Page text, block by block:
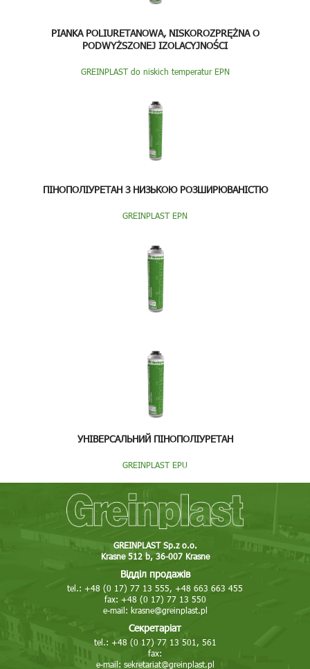
PIANKA POLIURETANOWA, NISKOROZPRĘŻNA O
PODWYŻSZONEJ IZOLACYJNOŚCI
GREINPLAST do niskich temperatur EPN
ПІНОПОЛІУРЕТАН З НИЗЬКОЮ РОЗШИРЮВАНІСТЮ
GREINPLAST EPN
УНІВЕРСАЛЬНИЙ ПІНОПОЛІУРЕТАН
GREINPLAST EPU
GREINPLAST Sp.z o.o.
Krasne 512 b, 36-007 Krasne
Відділ продажів
tel.: +48 (0 17) 77 13 555, +48 663 663 455
fax: +48 (0 17) 77 13 550
e-mail: krasne@greinplast.pl
Секретаріат
tel.: +48 (0 17) 77 13 501, 561
fax:
e-mail: sekretariat@greinplast.pl